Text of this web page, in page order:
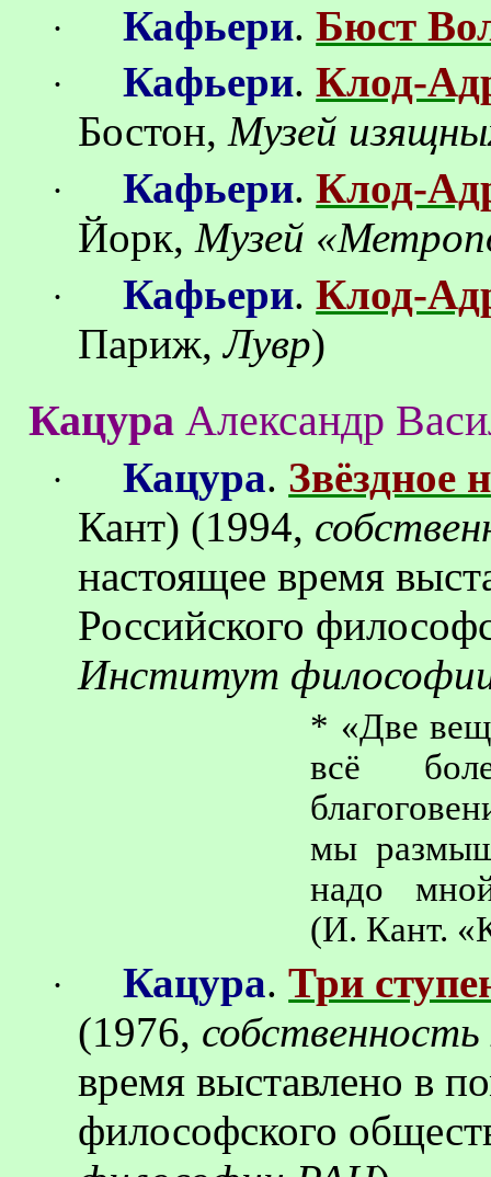
· Кафьери.Бюст
· Кафьери.Клод-
Бостон,Музей
· Кафьери.Клод-
Йорк,Музей
· Кафьери.Клод-
Париж,Лувр)
Кацура Александр
· Кацура. Звёздное
Кант) (1994,
настоящее время
Российского
Институт
* «Две
всё
мы
надо
(И. Кант.
·
Кацура.Три
(1976,
время выставлено в
философского